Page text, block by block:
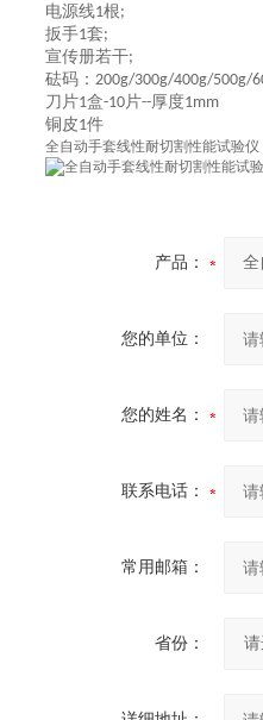
电源线1根;
扳手1套;
宣传册若干;
砝码： 200g/300g/400g/500g/
刀片1盒-10片--厚度1mm
铜皮1件
全自动手套线性耐切割性能试验仪
产品：
您的单位：
您的姓名：
联系电话：
常用邮箱：
省份：